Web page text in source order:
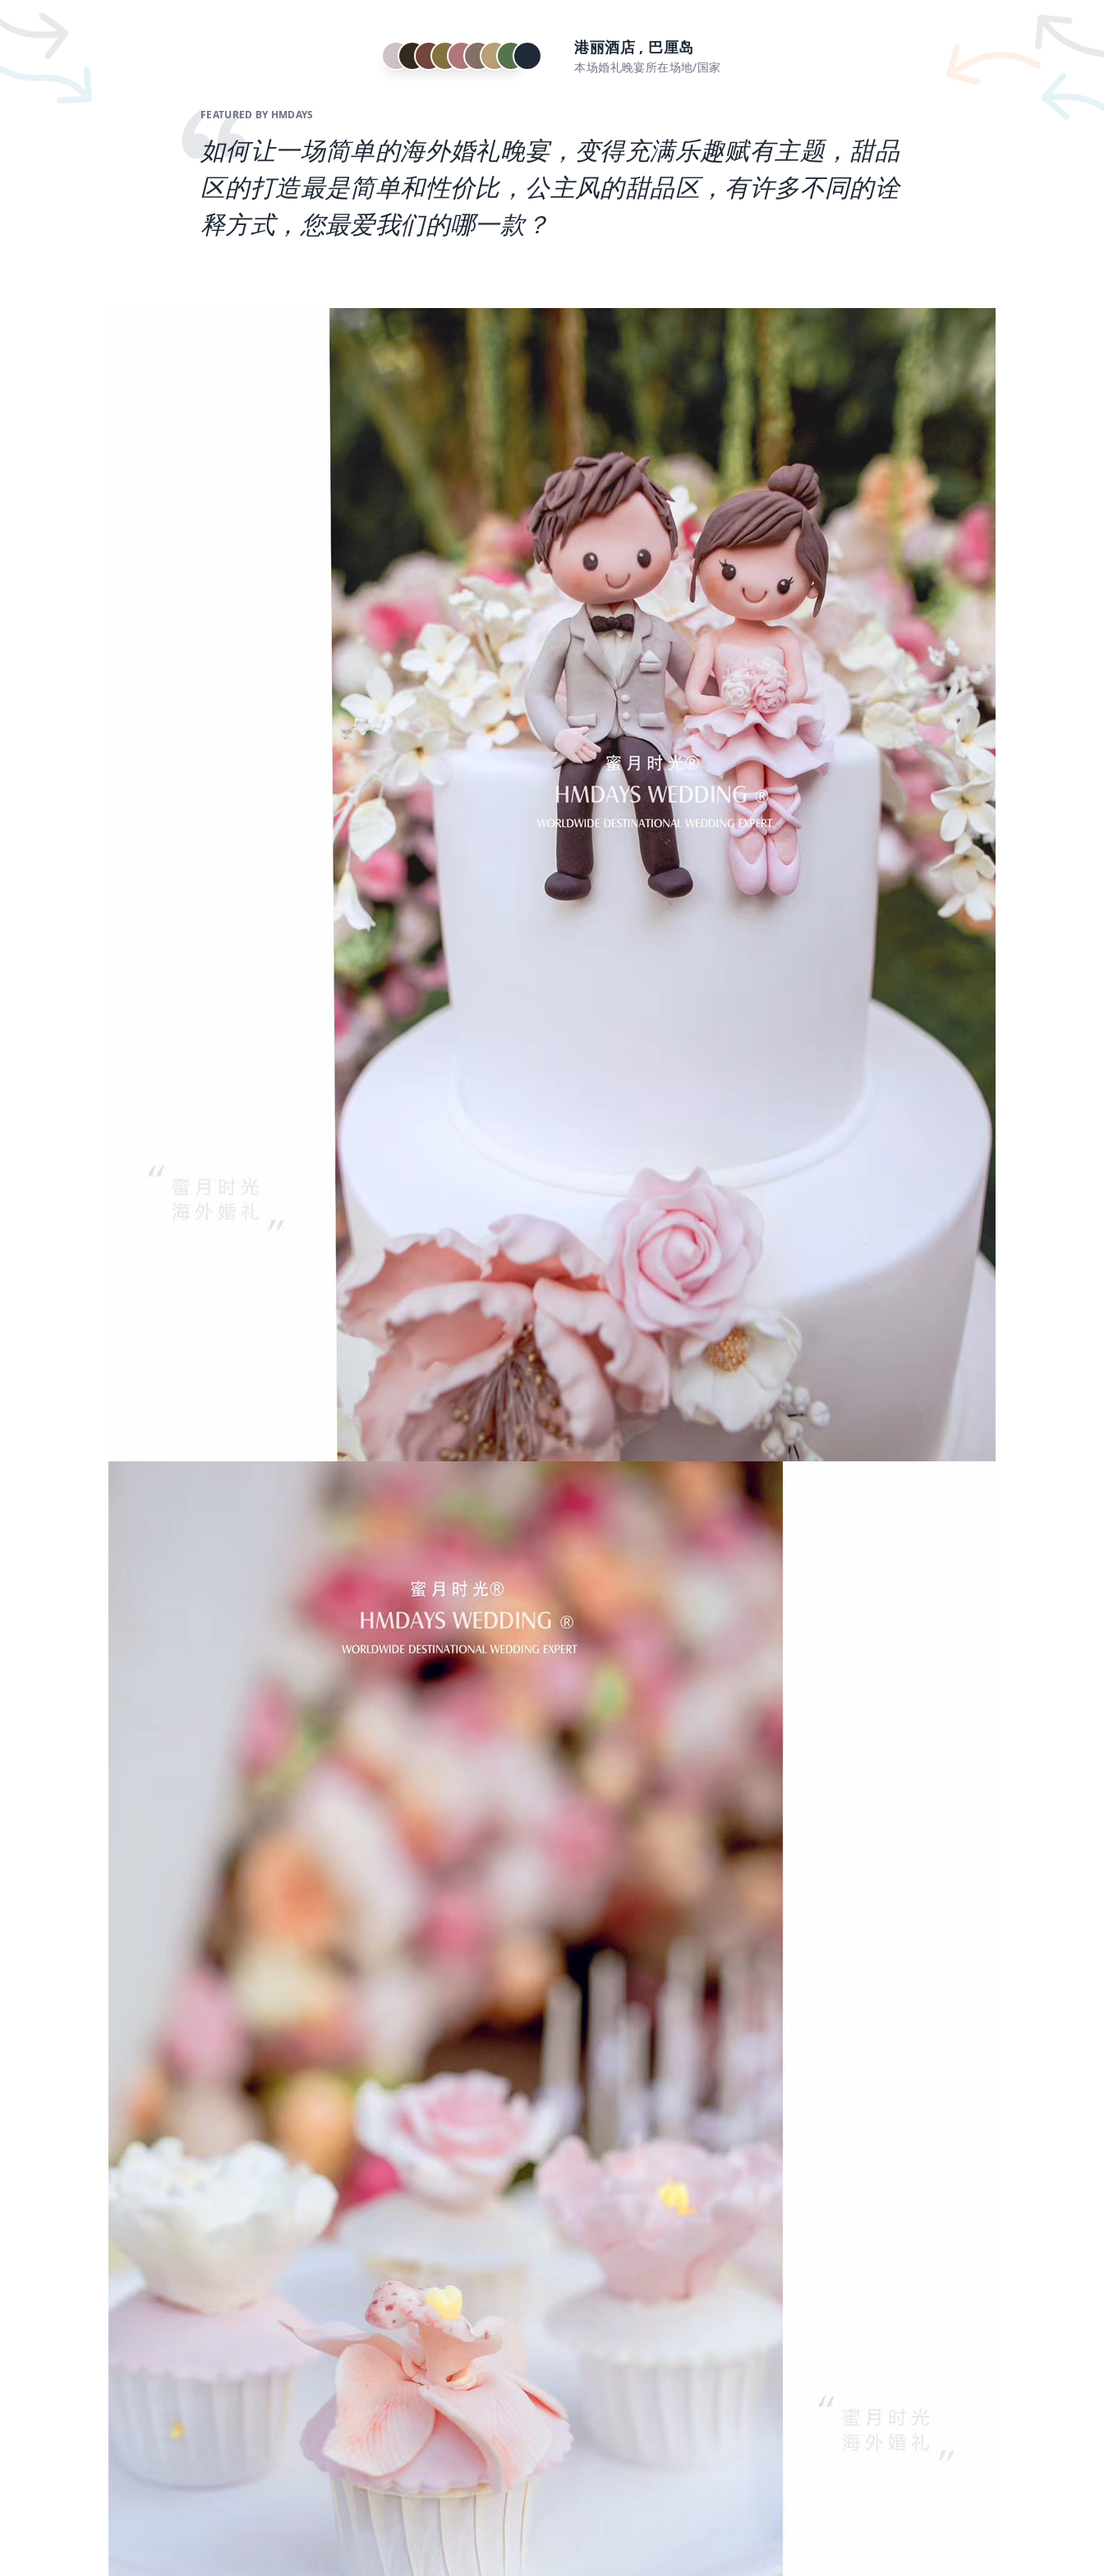
港丽酒店 , 巴厘岛
本场婚礼晚宴所在场地/国家
FEATURED BY HMDAYS
如何让一场简单的海外婚礼晚宴，变得充满乐趣赋有主题，甜品
区的打造最是简单和性价比，公主风的甜品区，有许多不同的诠
释方式，您最爱我们的哪一款？